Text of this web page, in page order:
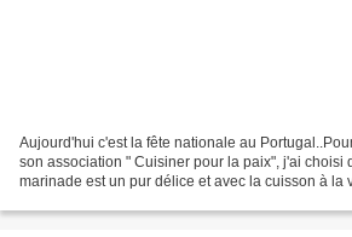
Aujourd'hui c'est la fête nationale au
son association " Cuisiner pour la paix", j'ai choisi
marinade est un pur délice et avec la cuisson à la